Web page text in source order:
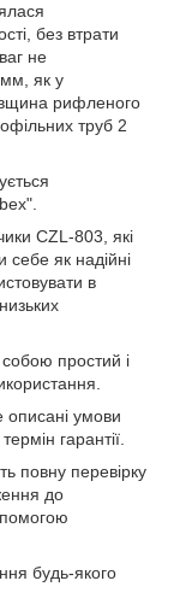
без втрати
не
мм, як у
рифленого
труб 2
CZL-803, які
себе як надійні
в
простий і
описані умови
гарантії.
повну перевірку
до
будь-якого